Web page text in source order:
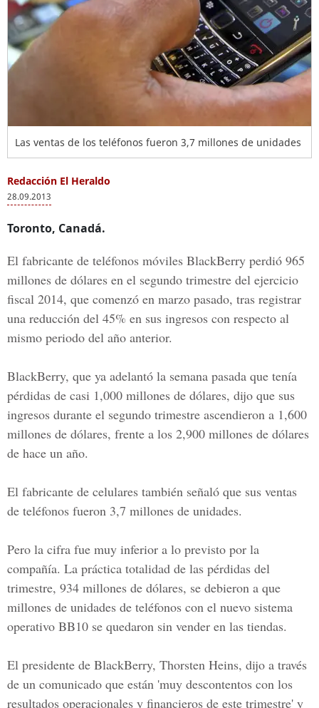
Las ventas de los teléfonos fueron 3,7 millones de unidades
Redacción El Heraldo
28.09.2013
Toronto, Canadá.
El fabricante de teléfonos móviles BlackBerry perdió 965
millones de dólares en el segundo trimestre del ejercicio
fiscal 2014, que comenzó en marzo pasado, tras registrar
una reducción del 45% en sus ingresos con respecto al
mismo periodo del año anterior.
BlackBerry, que ya adelantó la semana pasada que tenía
pérdidas de casi 1,000 millones de dólares, dijo que sus
ingresos durante el segundo trimestre ascendieron a 1,600
millones de dólares, frente a los 2,900 millones de dólares
de hace un año.
El fabricante de celulares también señaló que sus ventas
de teléfonos fueron 3,7 millones de unidades.
Pero la cifra fue muy inferior a lo previsto por la
compañía. La práctica totalidad de las pérdidas del
trimestre, 934 millones de dólares, se debieron a que
millones de unidades de teléfonos con el nuevo sistema
operativo BB10 se quedaron sin vender en las tiendas.
El presidente de BlackBerry, Thorsten Heins, dijo a través
de un comunicado que están 'muy descontentos con los
resultados operacionales y financieros de este trimestre' y